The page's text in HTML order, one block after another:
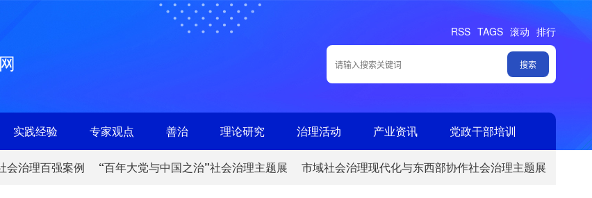
RSS TAGS 滚动 排行
实践经验 专家观点 善治 理论研究 治理活动 产业资讯 党政干部培训
会治理百强案例 “百年大党与中国之治”社会治理主题展 市域社会治理现代化与东西部协作社会治理主题展